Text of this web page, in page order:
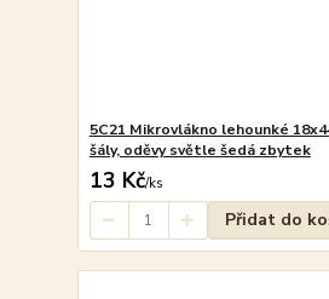
5C21 Mikrovlákno lehounké
šály, oděvy světle šedá zbytek
13 Kč/ks
Přidat do